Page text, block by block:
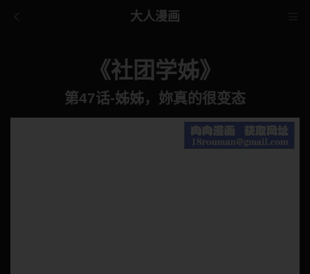
大人漫画
《社团学姊》
第47话-姊姊，妳真的很变态